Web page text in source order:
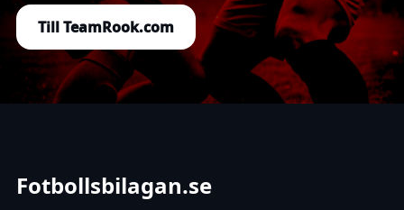
Till TeamRook.com
Fotbollsbilagan.se